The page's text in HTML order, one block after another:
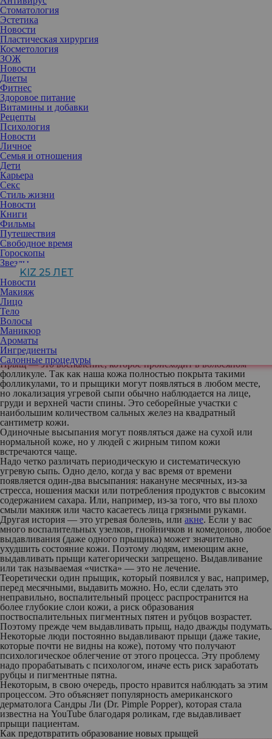
Стоматология
Эстетика
Новости
Пластическая хирургия
Косметология
ЗОЖ
Новости
Диеты
Фитнес
Здоровое питание
Витамины и добавки
Рецепты
Психология
Новости
Личное
Семья и отношения
Дети
Карьера
Секс
Стиль жизни
Новости
Книги
Фильмы
Путешествия
Свободное время
Гороскопы
Звезды
KIZ 25 ЛЕТ
Новости
Макияж
Лицо
Тело
Волосы
Маникюр
Ароматы
Ингредиенты
Салонные процедуры
Будем откровенны: сколько ни говори о том, что давить прыщи
— это вредно, люди все равно будут это делать. Несмотря на
риск занести инфекцию, спровоцировать еще большее
воспаление и заработать рубцы и пигментные пятна, избавиться
от которых будет даже сложнее. Узнали, как выдавить прыщ
наименее травматичным способом.
Почему выдавливать прыщи вредно
Прыщ — это воспаление, которое происходит в волосяном
фолликуле. Так как наша кожа полностью покрыта такими
фолликулами, то и прыщики могут появляться в любом месте,
но локализация угревой сыпи обычно наблюдается на лице,
груди и верхней части спины. Это себорейные участки с
наибольшим количеством сальных желез на квадратный
сантиметр кожи.
Одиночные высыпания могут появляться даже на сухой или
нормальной коже, но у людей с жирным типом кожи
встречаются чаще.
Надо четко различать периодическую и систематическую
угревую сыпь. Одно дело, когда у вас время от времени
появляется один-два высыпания: накануне месячных, из-за
стресса, ношения маски или потребления продуктов с высоким
содержанием сахара. Или, например, из-за того, что вы плохо
смыли макияж или часто касаетесь лица грязными руками.
Другая история — это угревая болезнь, или акне. Если у вас
много воспалительных узелков, гнойничков и комедонов, любое
выдавливания (даже одного прыщика) может значительно
ухудшить состояние кожи. Поэтому людям, имеющим акне,
выдавливать прыщи категорически запрещено. Выдавливание
или так называемая «чистка» — это не лечение.
Теоретически один прыщик, который появился у вас, например,
перед месячными, выдавить можно. Но, если сделать это
неправильно, воспалительный процесс распространится на
более глубокие слои кожи, а риск образования
поствоспалительных пигментных пятен и рубцов возрастет.
Поэтому прежде чем выдавливать прыщ, надо дважды подумать.
Некоторые люди постоянно выдавливают прыщи (даже такие,
которые почти не видны на коже), потому что получают
психологическое облегчение от этого процесса. Эту проблему
надо прорабатывать с психологом, иначе есть риск заработать
рубцы и пигментные пятна.
Некоторым, в свою очередь, просто нравится наблюдать за этим
процессом. Это объясняет популярность американского
дерматолога Сандры Ли (Dr. Pimple Popper), которая стала
известна на YouTube благодаря роликам, где выдавливает
прыщи пациентам.
Как предотвратить образование новых прыщей